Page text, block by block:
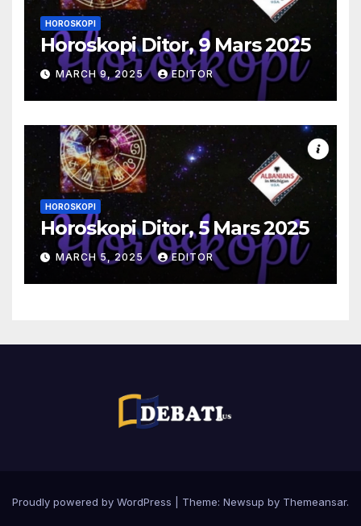
HOROSKOPI
Horoskopi Ditor, 9 Mars 2025
MARCH 9, 2025 EDITOR
HOROSKOPI
Horoskopi Ditor, 5 Mars 2025
MARCH 5, 2025 EDITOR
Proudly powered by WordPress Theme: Newsup by Themeansar.